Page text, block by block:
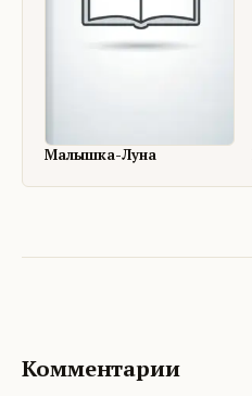
Малышка-Луна
Комментарии